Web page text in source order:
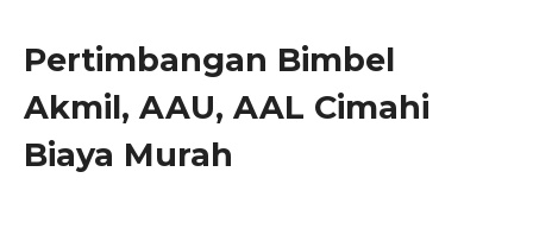
Pertimbangan Bimbel
Akmil, AAU, AAL Cimahi
Biaya Murah